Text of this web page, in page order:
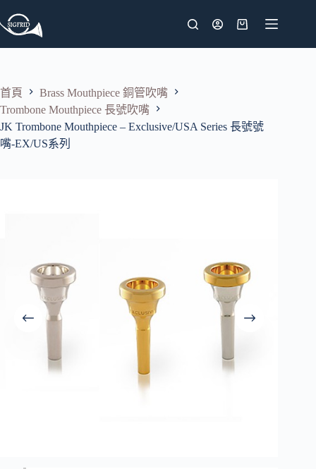
至
容
購
物
首頁
Brass Mouthpiece 銅管吹嘴
Trombone Mouthpiece 長號吹嘴
JK Trombone Mouthpiece – Exclusive/USA Series 長號號
嘴-EX/US系列